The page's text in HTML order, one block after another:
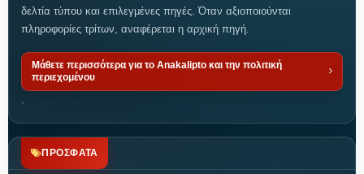
δελτία τύπου και επιλεγμένες πηγές. Όταν αξιοποιούνται
πληροφορίες τρίτων, αναφέρεται η αρχική πηγή.
Μάθετε περισσότερα για το Anakalipto και την πολιτική
περιεχομένου
ΠΡΟΣΦΑΤΑ